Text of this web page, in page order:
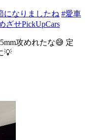
になりましたね #愛車
ざせPickUpCars
攻めれたな😅 定
💡